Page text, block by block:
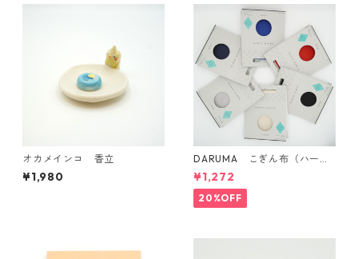
オカメインコ 香立
¥1,980
DARUMA こぎん布（ハード
タイプ）
¥1,272
20%OFF